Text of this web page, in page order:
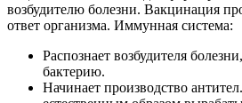
возбудителю болезни. Вакцинация
ответ организма. Иммунная система:
Распознает возбудителя
бактерию.
Начинает производство